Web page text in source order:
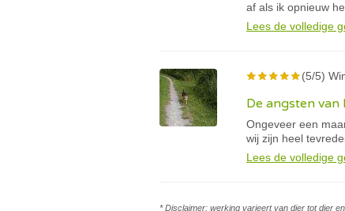
af als ik opnieuw
Lees de volledige
(5/5)
De angsten
Ongeveer een
wij zijn heel
Lees de volledige
* Disclaimer: werking varieert van dier tot dier